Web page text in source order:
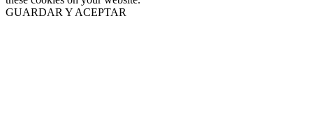
GUARDAR Y ACEPTAR